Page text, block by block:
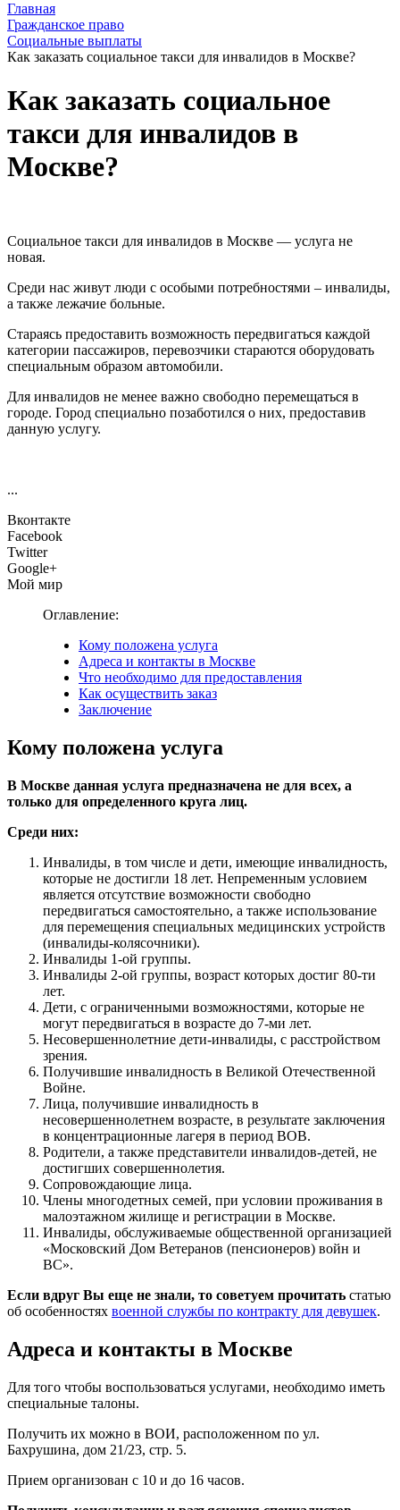
Главная
Гражданское право
Социальные выплаты
Как заказать социальное такси для инвалидов в Москве?
Как заказать социальное
такси для инвалидов в
Москве?
Социальное такси для инвалидов в Москве — услуга не
новая.
Среди нас живут люди с особыми потребностями – инвалиды,
а также лежачие больные.
Стараясь предоставить возможность передвигаться каждой
категории пассажиров, перевозчики стараются оборудовать
специальным образом автомобили.
Для инвалидов не менее важно свободно перемещаться в
городе. Город специально позаботился о них, предоставив
данную услугу.
...
Вконтакте
Facebook
Twitter
Google+
Мой мир
Оглавление:
Кому положена услуга
Адреса и контакты в Москве
Что необходимо для предоставления
Как осуществить заказ
Заключение
Кому положена услуга
В Москве данная услуга предназначена не для всех, а
только для определенного круга лиц.
Среди них:
Инвалиды, в том числе и дети, имеющие инвалидность,
которые не достигли 18 лет. Непременным условием
является отсутствие возможности свободно
передвигаться самостоятельно, а также использование
для перемещения специальных медицинских устройств
(инвалиды-колясочники).
Инвалиды 1-ой группы.
Инвалиды 2-ой группы, возраст которых достиг 80-ти
лет.
Дети, с ограниченными возможностями, которые не
могут передвигаться в возрасте до 7-ми лет.
Несовершеннолетние дети-инвалиды, с расстройством
зрения.
Получившие инвалидность в Великой Отечественной
Войне.
Лица, получившие инвалидность в
несовершеннолетнем возрасте, в результате заключения
в концентрационные лагеря в период ВОВ.
Родители, а также представители инвалидов-детей, не
достигших совершеннолетия.
Сопровождающие лица.
Члены многодетных семей, при условии проживания в
малоэтажном жилище и регистрации в Москве.
Инвалиды, обслуживаемые общественной организацией
«Московский Дом Ветеранов (пенсионеров) войн и
ВС».
Если вдруг Вы еще не знали, то советуем прочитать статью
об особенностях военной службы по контракту для девушек.
Адреса и контакты в Москве
Для того чтобы воспользоваться услугами, необходимо иметь
специальные талоны.
Получить их можно в ВОИ, расположенном по ул.
Бахрушина, дом 21/23, стр. 5.
Прием организован с 10 и до 16 часов.